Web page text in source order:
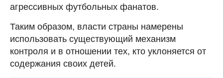
агрессивных футбольных фанатов.
Таким образом, власти страны намерены
использовать существующий механизм
контроля и в отношении тех, кто уклоняется от
содержания своих детей.